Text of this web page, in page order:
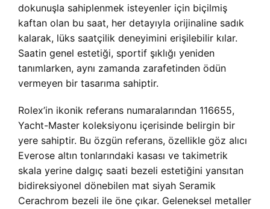
dokunuşla sahiplenmek isteyenler için biçilmiş
kaftan olan bu saat, her detayıyla orijinaline sadık
kalarak, lüks saatçilik deneyimini erişilebilir kılar.
Saatin genel estetiği, sportif şıklığı yeniden
tanımlarken, aynı zamanda zarafetinden ödün
vermeyen bir tasarıma sahiptir.
Rolex’in ikonik referans numaralarından 116655,
Yacht-Master koleksiyonu içerisinde belirgin bir
yere sahiptir. Bu özgün referans, özellikle göz alıcı
Everose altın tonlarındaki kasası ve takimetrik
skala yerine dalgıç saati bezeli estetiğini yansıtan
bidireksiyonel dönebilen mat siyah Seramik
Cerachrom bezeli ile öne çıkar. Geleneksel metaller